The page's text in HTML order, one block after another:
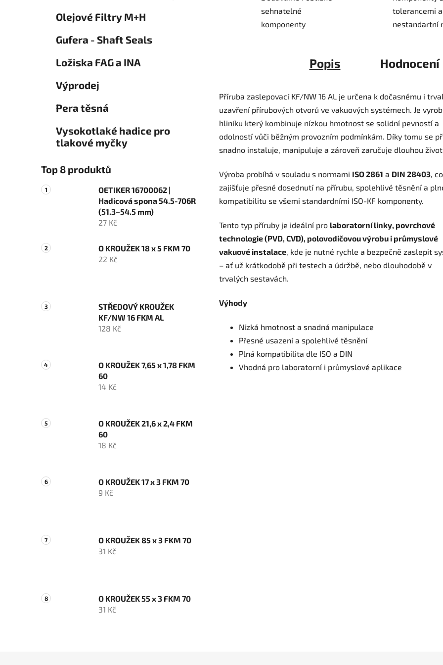
Olejové Filtry M+H
Gufera - Shaft Seals
Ložiska FAG a INA
Výprodej
Pera těsná
Vysokotlaké hadice pro
tlakové myčky
Top 8 produktů
OETIKER 16700062 |
Hadicová spona 54.5-706R
(51.3–54.5 mm)
27 Kč
O KROUŽEK 18 x 5 FKM 70
22 Kč
STŘEDOVÝ KROUŽEK
KF/NW 16 FKM AL
128 Kč
O KROUŽEK 7,65 x 1,78 FKM
60
14 Kč
O KROUŽEK 21,6 x 2,4 FKM
60
18 Kč
O KROUŽEK 17 x 3 FKM 70
9 Kč
O KROUŽEK 85 x 3 FKM 70
31 Kč
O KROUŽEK 55 x 3 FKM 70
31 Kč
sehnatelné
komponenty
tolerancemi a
nestandartní
Popis Hodnocení
Příruba zaslepovací KF/NW 16 AL je určena k dočasnému i
uzavření přírubových otvorů ve vakuových systémech. Je
hliníku který kombinuje nízkou hmotnost se solidní pevností a
odolností vůči běžným provozním podmínkám. Díky tomu se
snadno instaluje, manipuluje a zároveň zaručuje dlouhou
Výroba probíhá v souladu s normami ISO 2861 a DIN 28403,
zajišťuje přesné dosednutí na přírubu, spolehlivé těsnění a
kompatibilitu se všemi standardními ISO-KF komponenty.
Tento typ příruby je ideální pro laboratorní linky, povrchové
technologie (PVD, CVD), polovodičovou výrobu i průmyslové
vakuové instalace, kde je nutné rychle a bezpečně zaslepit
– ať už krátkodobě při testech a údržbě, nebo dlouhodobě v
trvalých sestavách.
Výhody
Nízká hmotnost a snadná manipulace
Přesné usazení a spolehlivé těsnění
Plná kompatibilita dle ISO a DIN
Vhodná pro laboratorní i průmyslové aplikace